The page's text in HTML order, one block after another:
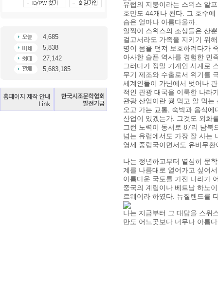
4,685
5,838
27,142
5,683,185
유럽의 지붕이라는 스위스 알
호만도 44개나 된다. 그 호수
습은 얼마나 아름다울까.
일찍이 스위스의 조상들은 산
걸고서라도 가족을 지키기 위
명이 몸을 던져 보호하려다가
아사한 슬픈 역사를 경험한 민
그러다가 정밀 기계인 시계로
무기 제조와 수출로서 위기를
세계인들이 가난에서 벗어나
적인 관광 대국을 이룩한 나라
관광 산업이란 꿩 먹고 알 먹는
오고 가는 교통, 숙박과 음식
산업이 있겠는가. 그것도 외화
그런 노력이 동서로 87리 남북
넘는 유럽에서도 가장 잘 사는
영세 중립국이면서도 유비무
나는 정년하고부터 열심히 문
계를 나름대로 열어가고 싶어
아름다운 국토를 가진 나라가
중국의 계림이나 베트남 하노
르웨이라 하였다. 뉴질랜드를
나는 지금부터 그 대답을 스위
만도 어느곳보다 너무나 아름